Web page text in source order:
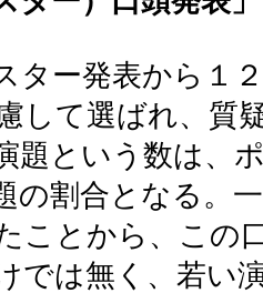
ター発表から１
して選ばれ、質
題という数は、
の割合となる。
ことから、この
では無く、若い